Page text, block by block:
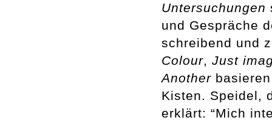
Untersuchungen
und Gespräche
schreibend und
Colour, Just
Another
Kisten. Speidel,
erklärt: “Mich